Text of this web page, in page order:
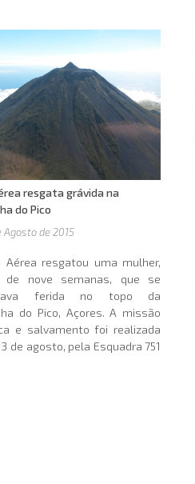
resgata grávida na
do Pico
Agosto de 2015
Aérea resgatou uma mulher,
de nove semanas, que se
ferida no topo da
do Pico, Açores. A missão
e salvamento foi realizada
de agosto, pela Esquadra 751